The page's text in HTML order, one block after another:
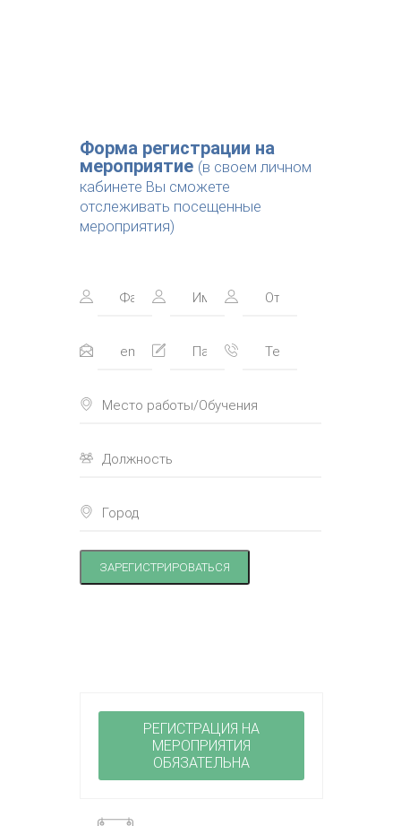
Форма регистрации на
мероприятие (в своем личном
кабинете Вы сможете
отслеживать посещенные
мероприятия)
ЗАРЕГИСТРИРОВАТЬСЯ
РЕГИСТРАЦИЯ НА
МЕРОПРИЯТИЯ
ОБЯЗАТЕЛЬНА